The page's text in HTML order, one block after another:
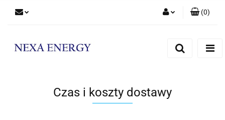
(0)
Czas i koszty dostawy